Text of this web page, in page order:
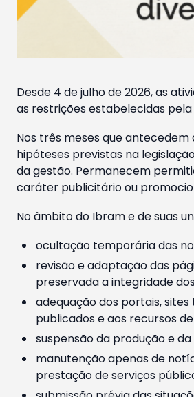
Desde 4 de julho de 2026, as
as restrições estabelecidas
Nos três meses que antecedem
hipóteses previstas na
da gestão. Permanecem
caráter publicitário ou
No âmbito do Ibram e de suas
ocultação temporária das
revisão e adaptação das
preservada a integridade
adequação dos portais,
publicados e aos recursos
suspensão da produção e
manutenção apenas de
prestação de serviços